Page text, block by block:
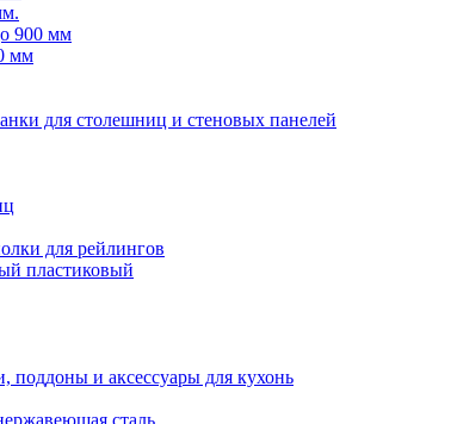
900 мм
мм
для столешниц и стеновых панелей
для рейлингов
пластиковый
поддоны и аксессуары для кухонь
сталь